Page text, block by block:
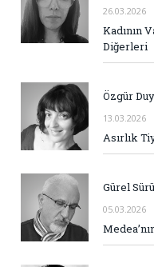
26.03.2026
Kadının
Diğerleri
Özgür
13.03.2026
Asırlık
Gürel
05.03.2026